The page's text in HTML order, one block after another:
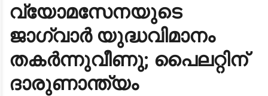
വ്യോമസേനയുടെ
ജാഗ്വാർ യുദ്ധവിമാനം
തകർന്നുവീണു; പൈലറ്റിന്
ദാരുണാന്ത്യം